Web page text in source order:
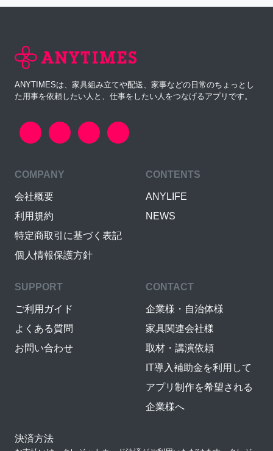
ANYTIMESは、家具組み立てや配送、家事などの日常のちょっとし
た用事を依頼したい人と、仕事をしたい人をつなげるアプリです。
COMPANY
会社概要
利用規約
特定商取引に基づく表記
個人情報保護方針
CONTENTS
ANYLIFE
NEWS
SUPPORT
ご利用ガイド
よくある質問
お問い合わせ
CONTACT
企業様・自治体様
家具関連会社様
取材・講演依頼
IT導入補助金を利用して
アプリ制作を希望される
企業様へ
決済方法